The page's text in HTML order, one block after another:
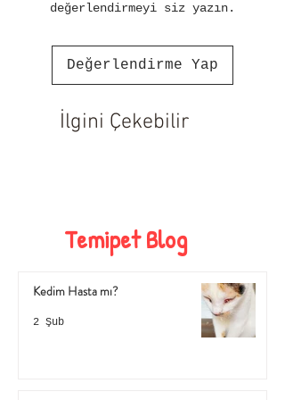
değerlendirmeyi siz yazın.
Değerlendirme Yap
İlgini Çekebilir
Temipet Blog
Kedim Hasta mı?
2 Şub